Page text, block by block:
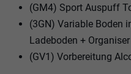
(GM4) Sport Auspuff
(3GN) Variable Boden
Ladeboden + Organiser
(GV1) Vorbereitung